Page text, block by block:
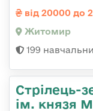
від 20000 до
Житомир
199
Стрілець-
ім. князя